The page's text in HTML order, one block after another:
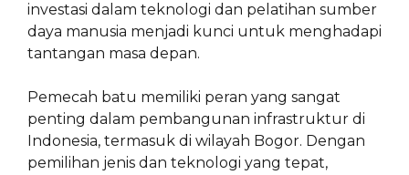
investasi dalam teknologi dan pelatihan sumber
daya manusia menjadi kunci untuk menghadapi
tantangan masa depan.
Pemecah batu memiliki peran yang sangat
penting dalam pembangunan infrastruktur di
Indonesia, termasuk di wilayah Bogor. Dengan
pemilihan jenis dan teknologi yang tepat,